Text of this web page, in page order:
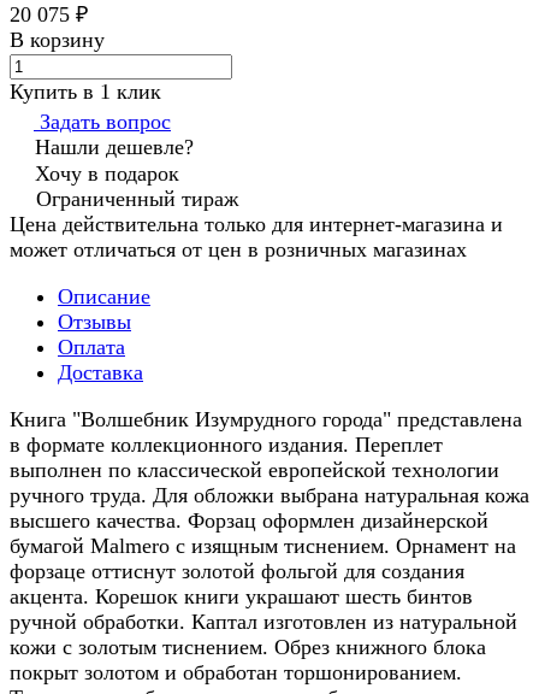
20 075 ₽
В корзину
Купить в 1 клик
Задать вопрос
Нашли дешевле?
Хочу в подарок
Ограниченный тираж
Цена действительна только для интернет-магазина и
может отличаться от цен в розничных магазинах
Описание
Отзывы
Оплата
Доставка
Книга "Волшебник Изумрудного города" представлена
в формате коллекционного издания. Переплет
выполнен по классической европейской технологии
ручного труда. Для обложки выбрана натуральная кожа
высшего качества. Форзац оформлен дизайнерской
бумагой Malmero с изящным тиснением. Орнамент на
форзаце оттиснут золотой фольгой для создания
акцента. Корешок книги украшают шесть бинтов
ручной обработки. Каптал изготовлен из натуральной
кожи с золотым тиснением. Обрез книжного блока
покрыт золотом и обработан торшонированием.